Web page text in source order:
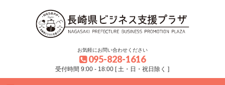
お気軽にお問い合わせください
095-828-1616
受付時間 9:00 - 18:00 [ 土・日・祝日除く ]